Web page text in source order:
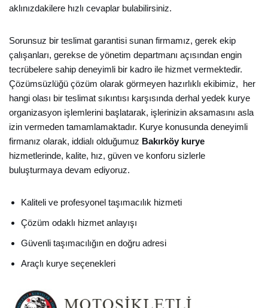
aklınızdakilere hızlı cevaplar bulabilirsiniz.
Sorunsuz bir teslimat garantisi sunan firmamız, gerek ekip
çalışanları, gerekse de yönetim departmanı açısından engin
tecrübelere sahip deneyimli bir kadro ile hizmet vermektedir.
Çözümsüzlüğü çözüm olarak görmeyen hazırlıklı ekibimiz, her
hangi olası bir teslimat sıkıntısı karşısında derhal yedek kurye
organizasyon işlemlerini başlatarak, işlerinizin aksamasını asla
izin vermeden tamamlamaktadır. Kurye konusunda deneyimli
firmanız olarak, iddialı olduğumuz Bakırköy kurye
hizmetlerinde, kalite, hız, güven ve konforu sizlerle
buluşturmaya devam ediyoruz.
Kaliteli ve profesyonel taşımacılık hizmeti
Çözüm odaklı hizmet anlayışı
Güvenli taşımacılığın en doğru adresi
Araçlı kurye seçenekleri